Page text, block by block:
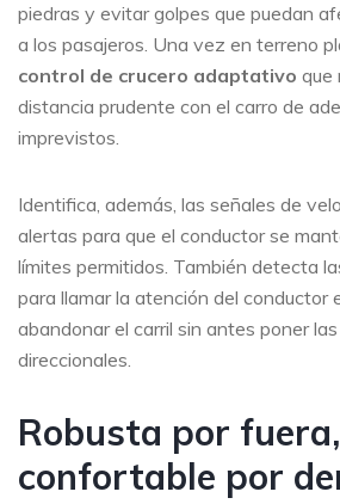
piedras y evitar golpes que puedan
a los pasajeros. Una vez en terreno
control de crucero adaptativo que
distancia prudente con el carro de
imprevistos.
Identifica, además, las señales de
alertas para que el conductor se
límites permitidos. También detecta
para llamar la atención del conductor
abandonar el carril sin antes poner
direccionales.
Robusta por fuera,
confortable por